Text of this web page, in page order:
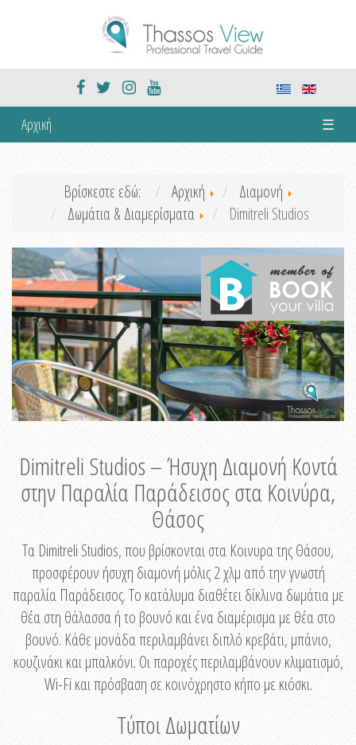
Αρχική ☰
Βρίσκεστε εδώ: Αρχική
Διαμονή
Δωμάτια & Διαμερίσματα
Dimitreli Studios
Dimitreli Studios – Ήσυχη Διαμονή Κοντά
στην Παραλία Παράδεισος στα Κοινύρα,
Θάσος
Τα Dimitreli Studios, που βρίσκονται στα Κοινυρα της Θάσου,
προσφέρουν ήσυχη διαμονή μόλις 2 χλμ από την γνωστή
παραλία Παράδεισος. Το κατάλυμα διαθέτει δίκλινα δωμάτια με
θέα στη θάλασσα ή το βουνό και ένα διαμέρισμα με θέα στο
βουνό. Κάθε μονάδα περιλαμβάνει διπλό κρεβάτι, μπάνιο,
κουζινάκι και μπαλκόνι. Οι παροχές περιλαμβάνουν κλιματισμό,
Wi-Fi και πρόσβαση σε κοινόχρηστο κήπο με κιόσκι.
Τύποι Δωματίων